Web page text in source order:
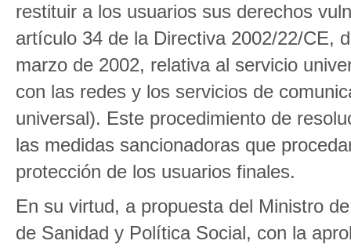
restituir a los usuarios sus derechos
artículo 34 de la Directiva 2002/22/CE,
marzo de 2002, relativa al servicio
con las redes y los servicios de
universal). Este procedimiento de
las medidas sancionadoras que
protección de los usuarios finales.
En su virtud, a propuesta del Ministro
de Sanidad y Política Social, con la